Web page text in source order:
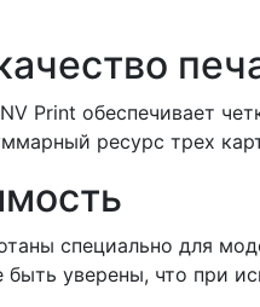
Print обеспечивает
ресурс трех
специально для
уверены, что при